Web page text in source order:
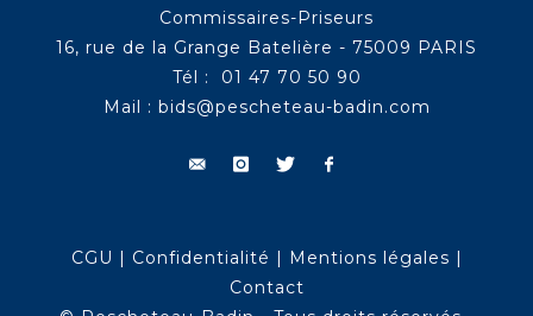
Commissaires-Priseurs
16, rue de la Grange Batelière - 75009 PARIS
Tél : 01 47 70 50 90
Mail : bids@pescheteau-badin.com
CGU | Confidentialité | Mentions légales |
Contact